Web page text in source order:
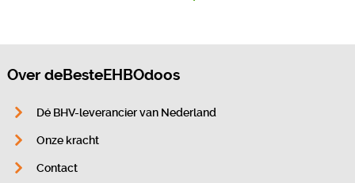
Over deBesteEHBOdoos
Dé BHV-leverancier van Nederland
Onze kracht
Contact